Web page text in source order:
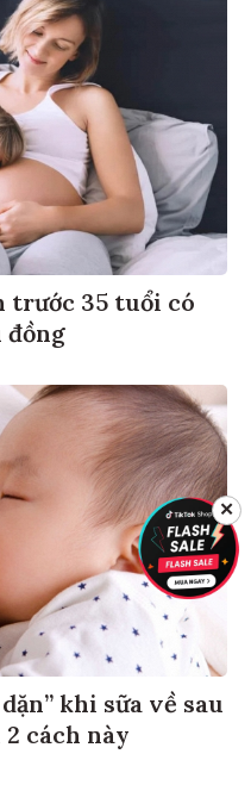
trước 35 tuổi có
đồng
khi sữa về sau
cách này
✕